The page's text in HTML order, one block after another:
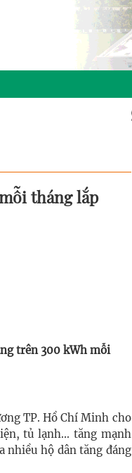
tháng lắp
trên 300 kWh mỗi
TP. Hồ Chí Minh cho
tủ lạnh... tăng mạnh
nhiều hộ dân tăng đáng